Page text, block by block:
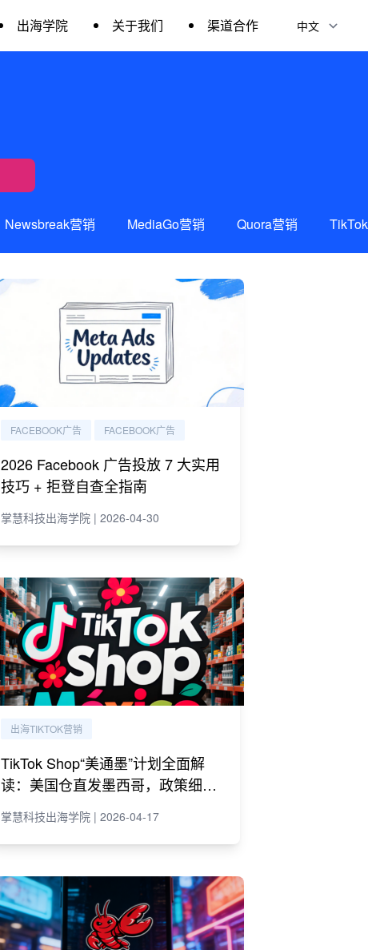
出海学院 关于我们 渠道合作
Newsbreak营销 MediaGo营销 Quora营销
FACEBOOK广告 FACEBOOK广告
2026 Facebook 广告投放 7 大实用
技巧 + 拒登自查全指南
掌慧科技出海学院 | 2026-04-30
出海TIKTOK营销
TikTok Shop“美通墨”计划全面解
读：美国仓直发墨西哥，政策细则
掌慧科技出海学院 | 2026-04-17